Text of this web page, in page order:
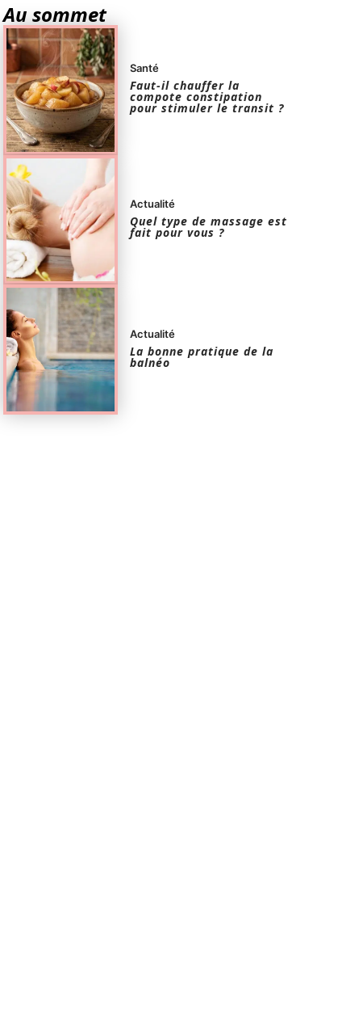
Au sommet
Santé
Faut-il chauffer la
compote constipation
pour stimuler le transit ?
Actualité
Quel type de massage est
fait pour vous ?
Actualité
La bonne pratique de la
balnéo